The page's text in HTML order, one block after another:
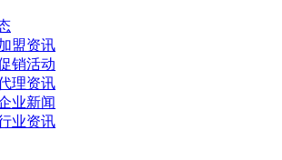
盟资讯
销活动
理资讯
业新闻
业资讯